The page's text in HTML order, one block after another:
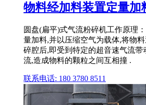
物料经加料装置定量加
圆盘(扁平)式气流粉碎机工作原理
量加料,并以压缩空气为载体,将物
碎腔后,即受到特定的超音速气流带
流,造成物料的颗粒之间互相撞 .
联系电话: 180 3780 8511